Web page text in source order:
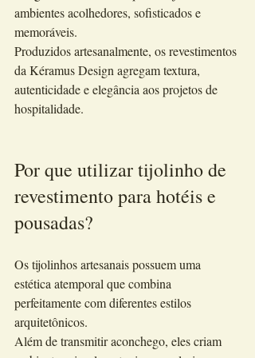
ambientes acolhedores, sofisticados e
memoráveis.
Produzidos artesanalmente, os revestimentos
da Kéramus Design agregam textura,
autenticidade e elegância aos projetos de
hospitalidade.
Por que utilizar tijolinho de
revestimento para hotéis e
pousadas?
Os tijolinhos artesanais possuem uma
estética atemporal que combina
perfeitamente com diferentes estilos
arquitetônicos.
Além de transmitir aconchego, eles criam